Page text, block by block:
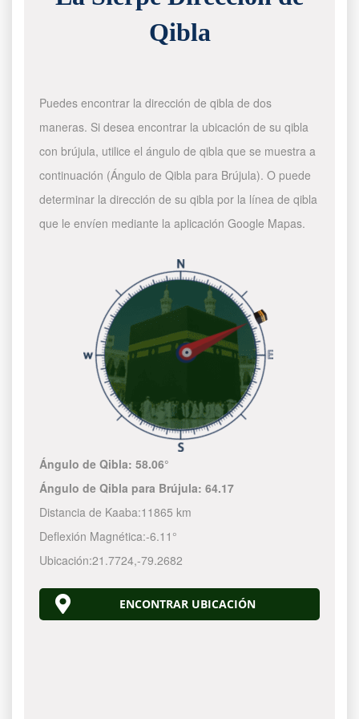
Qibla
Puedes encontrar la dirección de qibla de dos
maneras. Si desea encontrar la ubicación de su qibla
con brújula, utilice el ángulo de qibla que se muestra a
continuación (Ángulo de Qibla para Brújula). O puede
determinar la dirección de su qibla por la línea de qibla
que le envíen mediante la aplicación Google Mapas.
Ángulo de Qibla:58.06°
Ángulo de Qibla para Brújula:64.17
Distancia de Kaaba:11865 km
Deflexión Magnética:-6.11°
Ubicación:21.7724,-79.2683
ENCONTRAR UBICACIÓN